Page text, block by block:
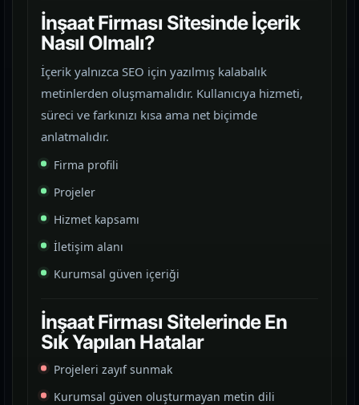
İnşaat Firması Sitesinde İçerik
Nasıl Olmalı?
İçerik yalnızca SEO için yazılmış kalabalık
metinlerden oluşmamalıdır. Kullanıcıya hizmeti,
süreci ve farkınızı kısa ama net biçimde
anlatmalıdır.
Firma profili
Projeler
Hizmet kapsamı
İletişim alanı
Kurumsal güven içeriği
İnşaat Firması Sitelerinde En
Sık Yapılan Hatalar
Projeleri zayıf sunmak
Kurumsal güven oluşturmayan metin dili